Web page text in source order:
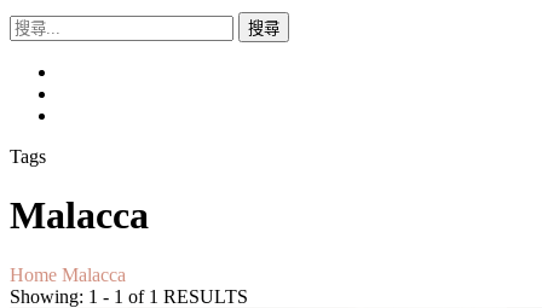
搜
Tags
Malacca
Home Malacca
Showing: 1 - 1 of 1 RESULTS